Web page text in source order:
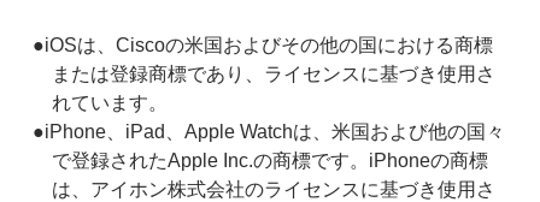
●iOSは、Ciscoの米国およびその他の国における商標
または登録商標であり、ライセンスに基づき使用さ
れています。
●iPhone、iPad、Apple Watchは、米国および他の国々
で登録されたApple Inc.の商標です。iPhoneの商標
は、アイホン株式会社のライセンスに基づき使用さ